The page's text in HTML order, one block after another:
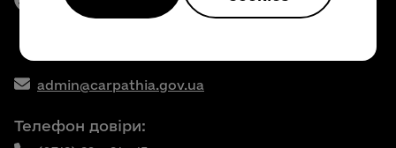
(0312) 69 - 61 - 00,
admin@carpathia.gov.ua
Телефон довіри: